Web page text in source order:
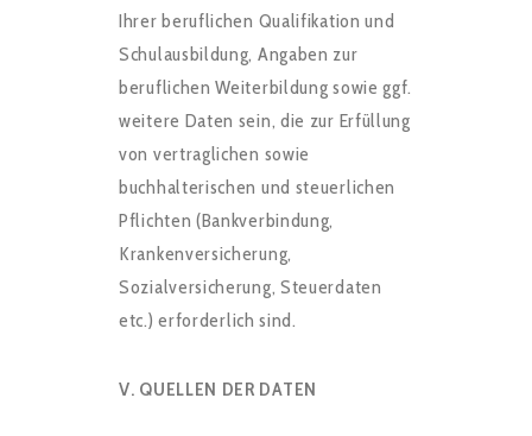
Ihrer beruflichen Qualifikation und
Schulausbildung, Angaben zur
beruflichen Weiterbildung sowie ggf.
weitere Daten sein, die zur Erfüllung
von vertraglichen sowie
buchhalterischen und steuerlichen
Pflichten (Bankverbindung,
Krankenversicherung,
Sozialversicherung, Steuerdaten
etc.) erforderlich sind.
V. QUELLEN DER DATEN